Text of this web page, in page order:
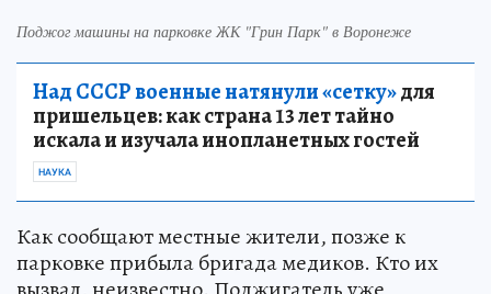
Поджог машины на парковке ЖК "Грин Парк" в Воронеже
Над СССР военные натянули «сетку»для
пришельцев: как страна 13 лет тайно
искала и изучала инопланетных гостей
НАУКА
Как сообщают местные жители, позже к
парковке прибыла бригада медиков. Кто их